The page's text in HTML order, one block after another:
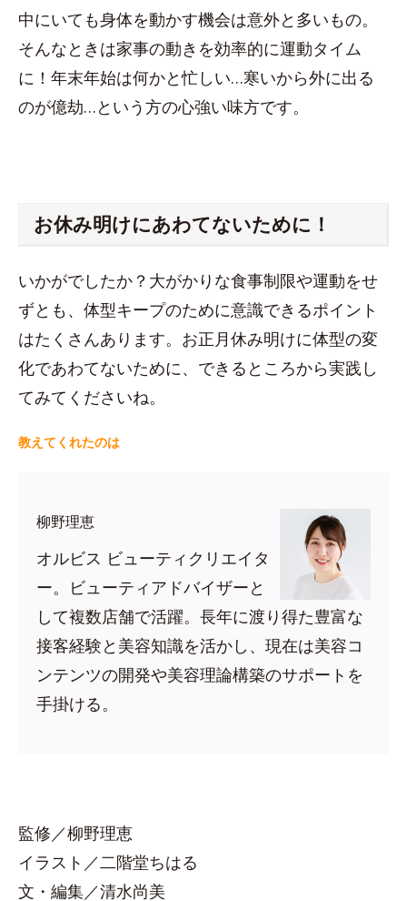
中にいても身体を動かす機会は意外と多いもの。
そんなときは家事の動きを効率的に運動タイム
に！年末年始は何かと忙しい…寒いから外に出る
のが億劫…という方の心強い味方です。
お休み明けにあわてないために！
いかがでしたか？大がかりな食事制限や運動をせ
ずとも、体型キープのために意識できるポイント
はたくさんあります。お正月休み明けに体型の変
化であわてないために、できるところから実践し
てみてくださいね。
教えてくれたのは
柳野理恵
オルビス ビューティクリエイタ
ー。ビューティアドバイザーと
して複数店舗で活躍。長年に渡り得た豊富な
接客経験と美容知識を活かし、現在は美容コ
ンテンツの開発や美容理論構築のサポートを
手掛ける。
監修／柳野理恵
イラスト／二階堂ちはる
文・編集／清水尚美